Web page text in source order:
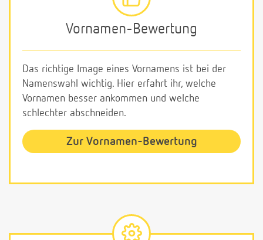
Vornamen-Bewertung
Das richtige Image eines Vornamens ist bei der
Namenswahl wichtig. Hier erfahrt ihr, welche
Vornamen besser ankommen und welche
schlechter abschneiden.
Zur Vornamen-Bewertung